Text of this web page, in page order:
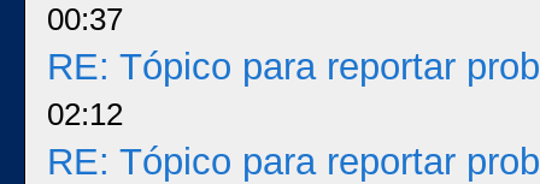
00:37
RE: Tópico para reportar
02:12
RE: Tópico para reportar